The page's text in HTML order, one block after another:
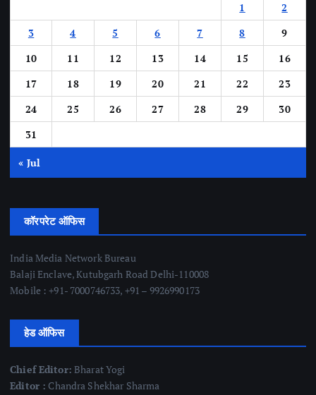
1
2
3
4 5 6 7 8
9
10
11 12 13 14 15
16
17
18 19 20 21 22
23
24
25 26 27 28 29
30
31
« Jul
कॉरपरेट ऑफिस
India Media Network Bureau
Balaji Enclave, Kutubgarh Road Delhi-110008
Mobile : +91- 7000746733, +91 – 9926990173
हेड ऑफिस
Chief Editor: Bharat Yogi
Editor : Chandra Shekhar Sharma